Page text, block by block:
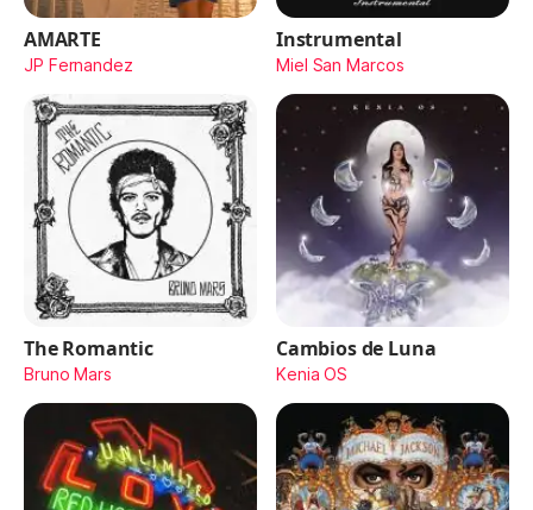
AMARTE
JP Fernandez
Instrumental
Miel San Marcos
The Romantic
Bruno Mars
Cambios de Luna
Kenia OS